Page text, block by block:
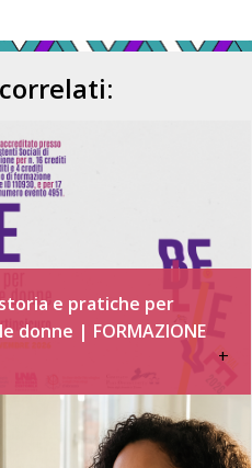
e pratiche per
donne | FORMAZIONE
+